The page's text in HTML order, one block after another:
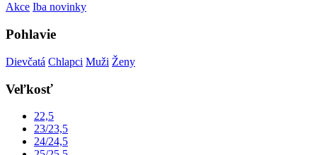
Akce Iba novinky
Pohlavie
Dievčatá Chlapci Muži Ženy
Veľkosť
22,5
23/23,5
24/24,5